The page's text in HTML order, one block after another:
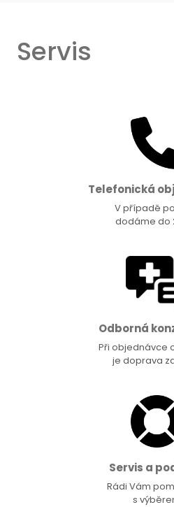
Servis
Telefonická
V případě
dodáme do
Odborná
Při objednávce
je doprava
Servis a
Rádi Vám
s